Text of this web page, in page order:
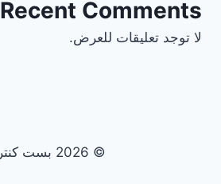
Recent Comments
لا توجد تعليقات للعرض.
© 2026 بست كنترول